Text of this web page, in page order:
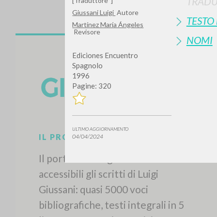
Giussani Luigi Autore
Martínez María Ángeles
Revisore
Ediciones Encuentro
Spagnolo
1996
Pagine: 320
ULTIMO AGGIORNAMENTO
04/04/2024
NOMI
IL PROGETTO
Il portale raccoglie e rende